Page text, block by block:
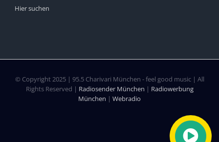
Hier suchen
© Copyright 2025 | 95.5 Charivari München - feel good music | All
Rights Reserved | Radiosender München | Radiowerbung
München | Webradio